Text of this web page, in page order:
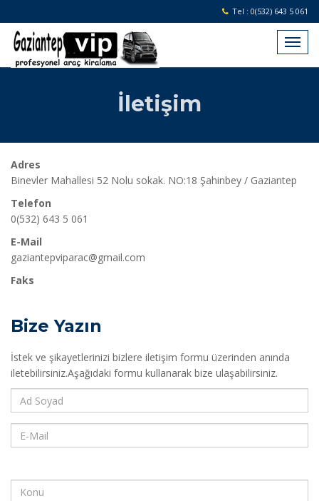
Tel : 0(532) 643 5 061
İletişim
Adres
Binevler Mahallesi 52 Nolu sokak. NO:18 Şahinbey / Gaziantep
Telefon
0(532) 643 5 061
E-Mail
gaziantepviparac@gmail.com
Faks
Bize Yazın
İstek ve şikayetlerinizi bizlere iletişim formu üzerinden anında
iletebilirsiniz.Aşağıdaki formu kullanarak bize ulaşabilirsiniz.